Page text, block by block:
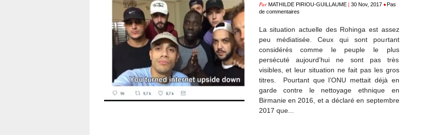
ParMATHILDE PIRIOU-GUILLAUME| 30 Nov, 2017 •Pas
de commentaires
La situation actuelle des Rohinga est assez
peu médiatisée. Ceux qui sont pourtant
considérés comme le peuple le plus
persécuté aujourd’hui ne sont pas très
visibles, et leur situation ne fait pas les gros
titres. Pourtant que l’ONU mettait déjà en
garde contre le nettoyage ethnique en
Birmanie en 2016, et a déclaré en septembre
2017 que...